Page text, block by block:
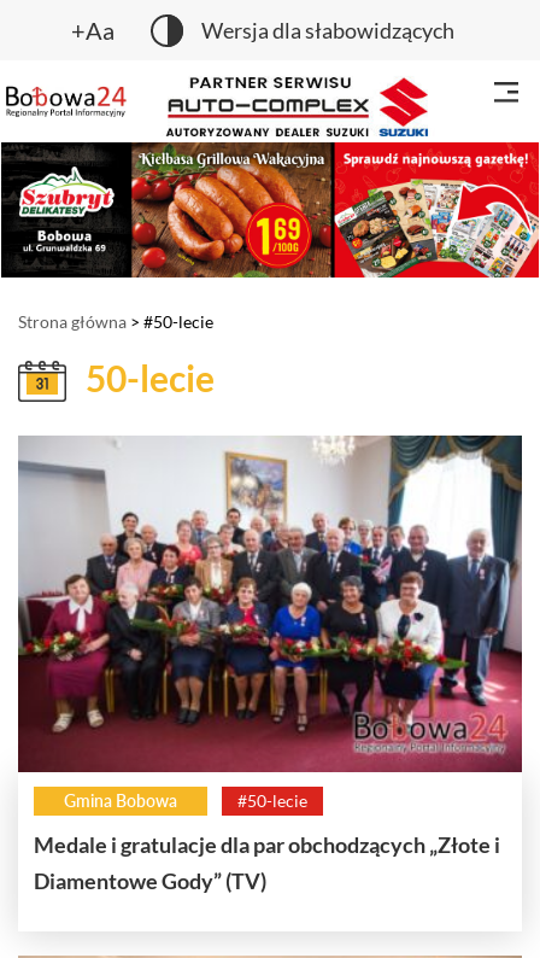
+Aa Wersja dla słabowidzących
Strona główna > #50-lecie
50-lecie
Gmina Bobowa #50-lecie
Medale i gratulacje dla par obchodzących „Złote i
Diamentowe Gody” (TV)